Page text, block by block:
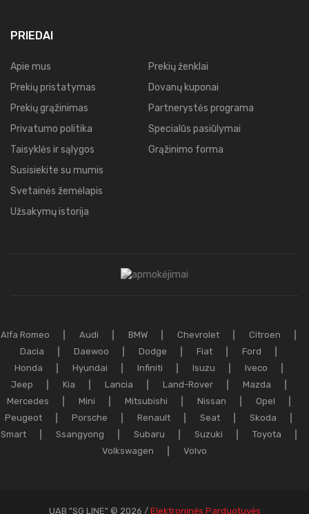
PRIEDAI
Apie mus
Prekių pristatymas
Prekių grąžinimas
Privatumo politika
Taisyklės ir sąlygos
Susisiekite su mumis
Svetainės žemėlapis
Užsakymų istorija
Prekių ženklai
Dovanų kuponai
Partnerystės programa
Specialūs pasiūlymai
Grąžinimo forma
Alfa Romeo Audi BMW Chevrolet
Citroen
Dacia
Daewoo Dodge Fiat
Ford
Honda
Hyundai Infiniti Isuzu
Iveco
Jeep
Kia Lancia Land-Rover
Mazda
Mercedes
Mini Mitsubishi Nissan
Opel
Peugeot
Porsche Renault Seat
Skoda
Smart
Ssangyong Subaru Suzuki
Toyota
Volkswagen
Volvo
UAB "SG LINE" © 2026 / Elektroninės Parduotuvės